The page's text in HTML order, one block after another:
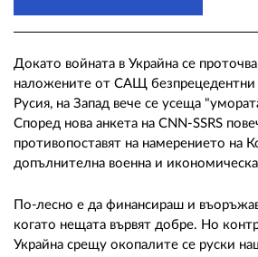
Докато войната в Украйна се
наложените от САЩ безпрецедентни
Русия, на Запад вече се усеща
Според нова анкета на CNN-SSRS
противопоставят на намерението на
допълнителна военна и
По-лесно е да финансираш и
когато нещата вървят добре. Но
Украйна срещу окопалите се руски